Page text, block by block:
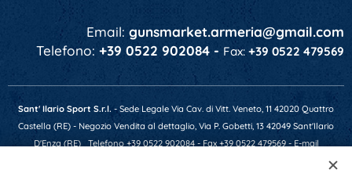
Email: gunsmarket.armeria@gmail.com
Telefono: +39 0522 902084 - Fax: +39 0522 479569
Sant' Ilario Sport S.r.l. - Sede Legale Via Cav. di Vitt. Veneto, 11 42020 Quattro
Castella (RE) - Negozio Vendita al dettaglio, Via P. Gobetti, 13 42049 Sant'Ilario
D'Enza (RE) Telefono +39 0522 902084 - Fax +39 0522 479569 - E-mail
gunsmarket.armeria@gmail.com - P.IVA 01641520356 - Numero REA RE-201607 -